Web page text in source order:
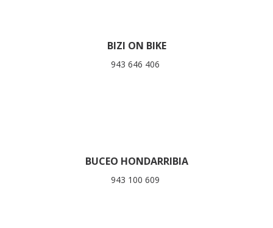
BIZI ON BIKE
943 646 406
BUCEO HONDARRIBIA
943 100 609